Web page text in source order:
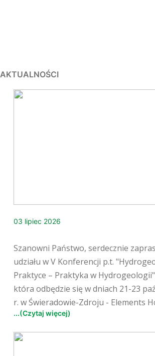
AKTUALNOŚCI
03 lipiec 2026
Szanowni Państwo, serdecznie
udziału w V Konferencji p.t.
Praktyce – Praktyka w
która odbędzie się w dniach 21-23
r. w Świeradowie-Zdroju - Elements
...(Czytaj więcej)